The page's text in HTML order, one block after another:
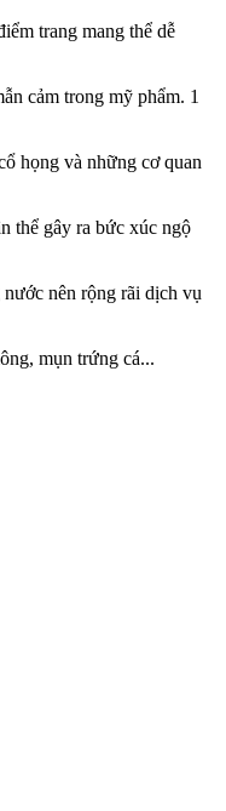
trang mang thể dễ
cảm trong mỹ phẩm. 1
họng và những cơ quan
thể gây ra bức xúc ngộ
nên rộng rãi dịch vụ
mụn trứng cá...